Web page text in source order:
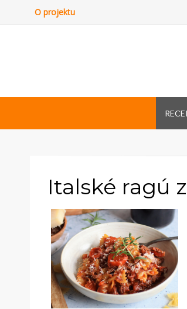
O projektu
Italské ragú